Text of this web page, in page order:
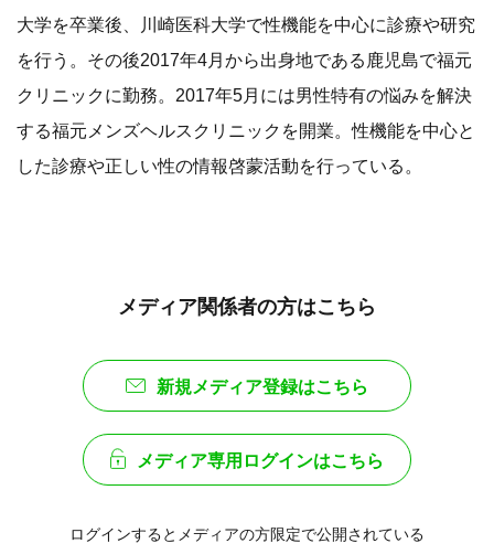
大学を卒業後、川崎医科大学で性機能を中心に診療や研究
を行う。その後2017年4月から出身地である鹿児島で福元
クリニックに勤務。2017年5月には男性特有の悩みを解決
する福元メンズヘルスクリニックを開業。性機能を中心と
した診療や正しい性の情報啓蒙活動を行っている。
メディア関係者の方はこちら
新規メディア登録はこちら
メディア専用ログインはこちら
ログインするとメディアの方限定で公開されている